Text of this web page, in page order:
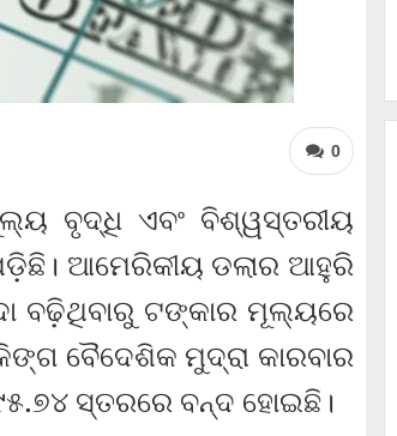
0
ବୃଦ୍ଧି ଏବଂ ବିଶ୍ୱସ୍ତରୀୟ
ଆମେରିକୀୟ ଡଲାର ଆହୁରି
ବଢ଼ିଥିବାରୁ ଟଙ୍କାର ମୂଲ୍ୟରେ
ବୈଦେଶିକ ମୁଦ୍ରା କାରବାର
ସ୍ତରରେ ବନ୍ଦ ହୋଇଛି।